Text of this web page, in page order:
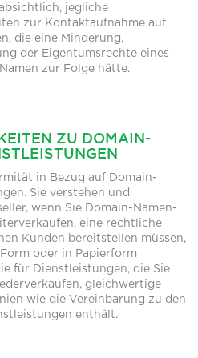
jegliche
zur Kontaktaufnahme auf
die eine Minderung,
der Eigentumsrechte eines
zur Folge hätte.
ZU DOMAIN-
in Bezug auf Domain-
Sie verstehen und
wenn Sie Domain-Namen-
eine rechtliche
Kunden bereitstellen müssen,
oder in Papierform
für Dienstleistungen, die Sie
gleichwertige
wie die Vereinbarung zu den
enthält.